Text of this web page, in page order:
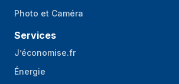
Photo et Caméra
Services
J’économise.fr
Énergie